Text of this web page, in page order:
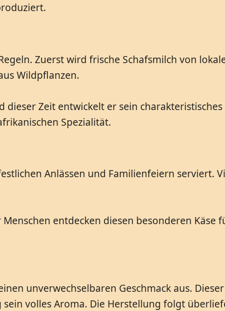
Zuerst wird frische Schafsmilch von
Wildpflanzen.
Zeit entwickelt er sein
Spezialität.
Anlässen und Familienfeiern serviert.
entdecken diesen besonderen Käse
unverwechselbaren Geschmack aus.
volles Aroma. Die Herstellung folgt